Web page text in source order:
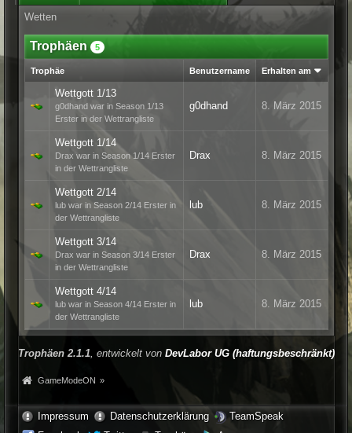
Wetten
Trophäen 5
Trophäe Benutzername Erhalten am
Wettgott 1/13
g0dhand war in Season 1/13
Erster in der Wettrangliste
g0dhand 8. März 2015
Wettgott 1/14
Drax war in Season 1/14 Erster
in der Wettrangliste
Drax 8. März 2015
Wettgott 2/14
lub war in Season 2/14 Erster in
der Wettrangliste
lub 8. März 2015
Wettgott 3/14
Drax war in Season 3/14 Erster
in der Wettrangliste
Drax 8. März 2015
Wettgott 4/14
lub war in Season 4/14 Erster in
der Wettrangliste
lub 8. März 2015
Trophäen 2.1.1, entwickelt vonDevLabor UG (haftungsbeschränkt)
GameModeON »
Impressum Datenschutzerklärung
TeamSpeak